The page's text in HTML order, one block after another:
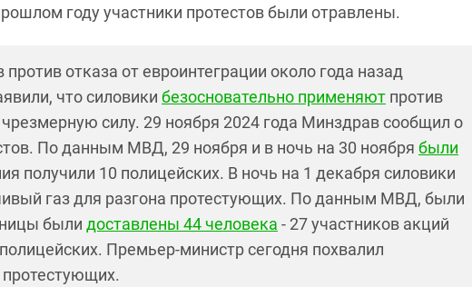
году участники протестов были отравлены.
отказа от евроинтеграции около года назад
что силовики безосновательно применяют против
силу. 29 ноября 2024 года Минздрав сообщил о
По данным МВД, 29 ноября и в ночь на 30 ноября были
получили 10 полицейских. В ночь на 1 декабря силовики
газ для разгона протестующих. По данным МВД, были
были доставлены 44 человека - 27 участников акций
Премьер-министр сегодня похвалил